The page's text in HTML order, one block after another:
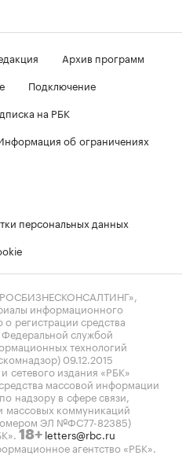
Архив программ
Подключение
на РБК
об ограничениях
персональных данных
информационного
о регистрации средства
службой
технологий
09.12.2015
издания «РБК»
массовой информации
надзору в сфере связи,
массовых коммуникаций
ЭЛ №ФС77-82385)
18+ letters@rbc.ru
агентство «РБК».